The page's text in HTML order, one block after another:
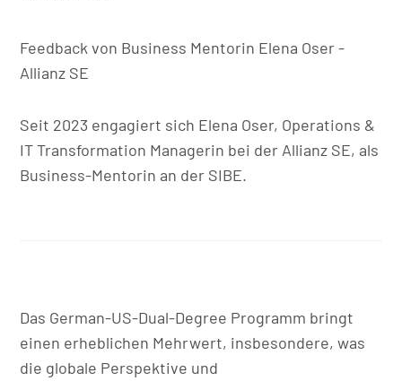
Feedback von Business Mentorin Elena Oser -
Allianz SE
Seit 2023 engagiert sich Elena Oser, Operations &
IT Transformation Managerin bei der Allianz SE, als
Business-Mentorin an der SIBE.
Das German-US-Dual-Degree Programm bringt
einen erheblichen Mehrwert, insbesondere, was
die globale Perspektive und